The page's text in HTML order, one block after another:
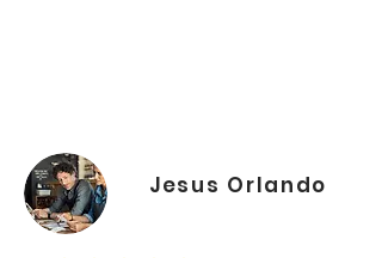
Jesus Orlando